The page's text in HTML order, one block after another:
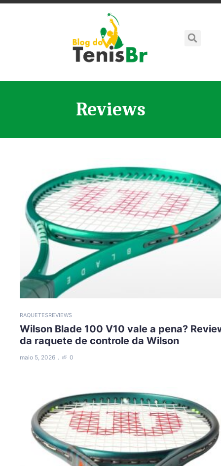
Reviews
RAQUETESREVIEWS
Wilson Blade 100 V10 vale a pena?
da raquete de controle da Wilson
maio 5, 2026 0